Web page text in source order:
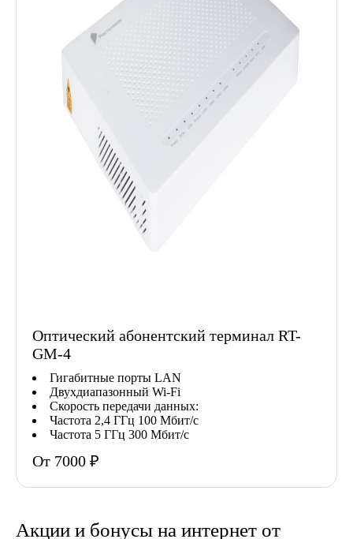
Оптический абонентский терминал RT-
GM-4
Гигабитные порты LAN
Двухдиапазонный Wi-Fi
Скорость передачи данных:
Частота 2,4 ГГц 100 Мбит/с
Частота 5 ГГц 300 Мбит/с
От 7000 ₽
Акции и бонусы на интернет от